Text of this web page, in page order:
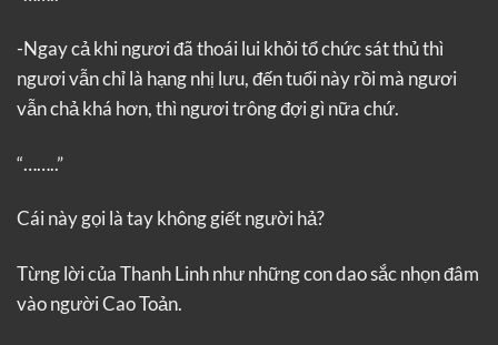
-Ngay cả khi ngươi đã thoái lui khỏi tổ chức sát thủ thì
ngươi vẫn chỉ là hạng nhị lưu, đến tuổi này rồi mà ngươi
vẫn chả khá hơn, thì ngươi trông đợi gì nữa chứ.
“……..”
Cái này gọi là tay không giết người hả?
Từng lời của Thanh Linh như những con dao sắc nhọn đâm
vào người Cao Toản.